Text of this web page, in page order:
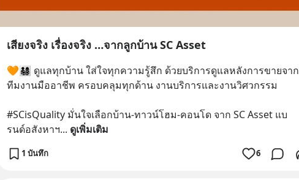
เสียงจริง เรื่องจริง …จากลูกบ้าน SC Asset
🧡👨‍👩‍👧‍👦 ดูแลทุกบ้าน ใส่ใจทุกความรู้สึก ด้วยบริการดูแลหลังการขายจาก
ทีมงานมืออาชีพ ครอบคลุมทุกด้าน งานบริการและงานวิศวกรรม
#SCisQuality มั่นใจเลือกบ้าน-ทาวน์โฮม-คอนโด จาก SC Asset แบ
รนด์อสังหาฯ... ดูเพิ่มเติม
1 บันทึก 6